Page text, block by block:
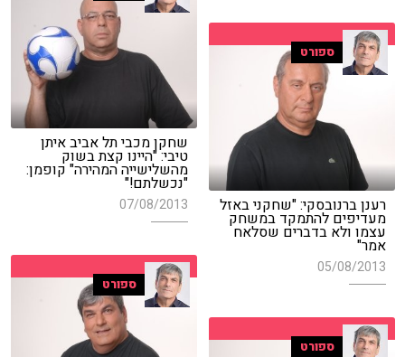
שחקן מכבי תל אביב איתן
טיבי: "היינו קצת בשוק
מהשלישייה המהירה" קופמן:
"נכשלתם!"
07/08/2013
ספורט
רענן ברנובסקי: "שחקני באזל
מעדיפים להתמקד במשחק
עצמו ולא בדברים שסלאח
אמר"
05/08/2013
ספורט
ספורט